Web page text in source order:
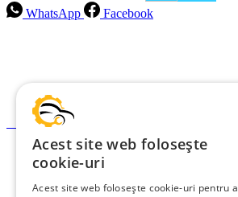
WhatsApp
Facebook
Politica de ramburs și retur
Formular de retur
GaranțiiAcest site web folosește
cookie-uri
Acest site web folosește cookie-uri pentru a